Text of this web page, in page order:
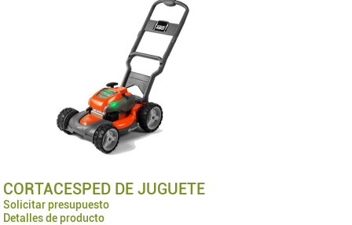
CORTACESPED DE JUGUETE
Solicitar presupuesto
Detalles de producto